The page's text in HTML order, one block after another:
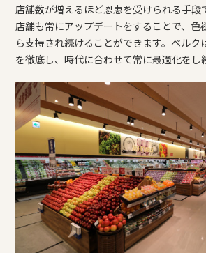
店舗数が増えるほど恩恵を受けられる手段
店舗も常にアップデートをすることで、色
ら支持され続けることができます。ベルク
を徹底し、時代に合わせて常に最適化をし